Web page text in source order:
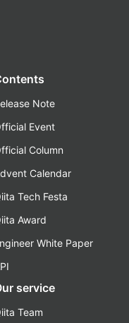
Note
Event
Column
Calendar
Tech Festa
Award
White Paper
service
Team